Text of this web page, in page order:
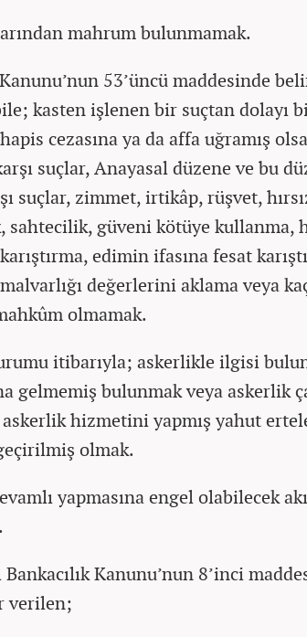
mahrum bulunmamak.
53’üncü maddesinde
kasten işlenen bir suçtan dolayı
cezasına ya da affa uğramış
suçlar, Anayasal düzene ve bu
suçlar, zimmet, irtikâp, rüşvet,
sahtecilik, güveni kötüye
edimin ifasına fesat
değerlerini aklama veya
olmamak.
itibarıyla; askerlikle ilgisi
gelmemiş bulunmak veya askerlik
hizmetini yapmış yahut
olmak.
yapmasına engel olabilecek
Bankacılık Kanunu’nun 8’inci
verilen;